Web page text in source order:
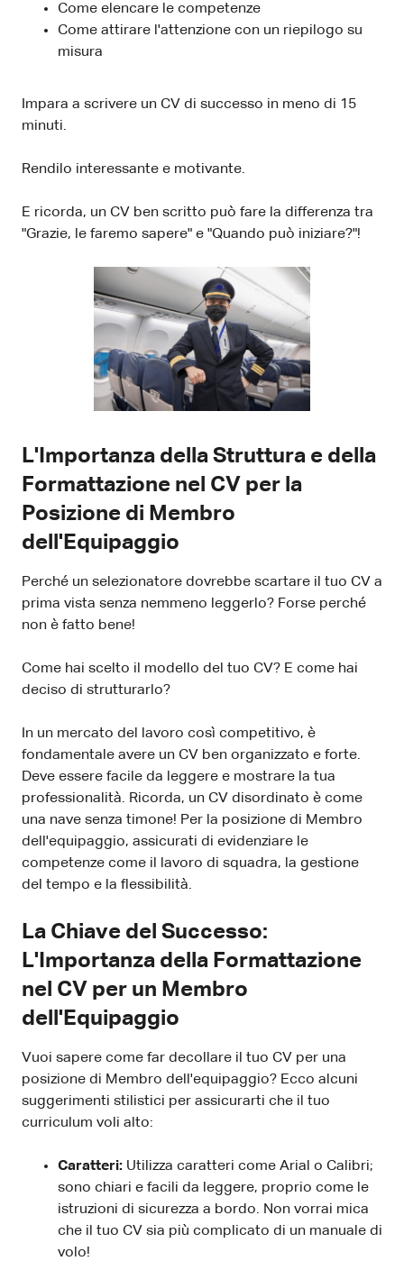
Come elencare le competenze
Come attirare l'attenzione con un riepilogo su
misura
Impara a scrivere un CV di successo in meno di 15
minuti.
Rendilo interessante e motivante.
E ricorda, un CV ben scritto può fare la differenza tra
"Grazie, le faremo sapere" e "Quando può iniziare?"!
L'Importanza della Struttura e della
Formattazione nel CV per la
Posizione di Membro
dell'Equipaggio
Perché un selezionatore dovrebbe scartare il tuo CV a
prima vista senza nemmeno leggerlo? Forse perché
non è fatto bene!
Come hai scelto il modello del tuo CV? E come hai
deciso di strutturarlo?
In un mercato del lavoro così competitivo, è
fondamentale avere un CV ben organizzato e forte.
Deve essere facile da leggere e mostrare la tua
professionalità. Ricorda, un CV disordinato è come
una nave senza timone! Per la posizione di Membro
dell'equipaggio, assicurati di evidenziare le
competenze come il lavoro di squadra, la gestione
del tempo e la flessibilità.
La Chiave del Successo:
L'Importanza della Formattazione
nel CV per un Membro
dell'Equipaggio
Vuoi sapere come far decollare il tuo CV per una
posizione di Membro dell'equipaggio? Ecco alcuni
suggerimenti stilistici per assicurarti che il tuo
curriculum voli alto:
Caratteri: Utilizza caratteri come Arial o Calibri;
sono chiari e facili da leggere, proprio come le
istruzioni di sicurezza a bordo. Non vorrai mica
che il tuo CV sia più complicato di un manuale di
volo!